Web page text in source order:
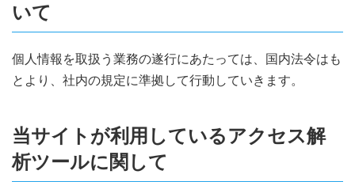
いて
個人情報を取扱う業務の遂行にあたっては、国内法令はも
とより、社内の規定に準拠して行動していきます。
当サイトが利用しているアクセス解
析ツールに関して